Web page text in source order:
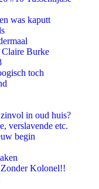
was kaputt
Claire Burke
toch
in oud huis?
verslavende etc.
begin
Kolonel!!